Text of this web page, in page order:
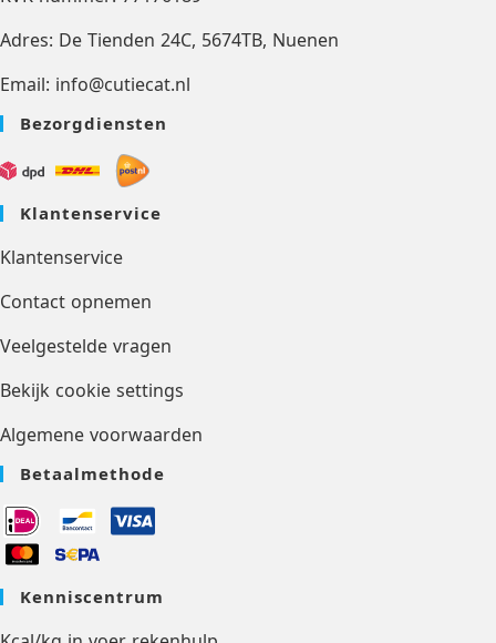
Adres: De Tienden 24C, 5674TB, Nuenen
Email: info@cutiecat.nl
Bezorgdiensten
Klantenservice
Klantenservice
Contact opnemen
Veelgestelde vragen
Bekijk cookie settings
Algemene voorwaarden
Betaalmethode
Kenniscentrum